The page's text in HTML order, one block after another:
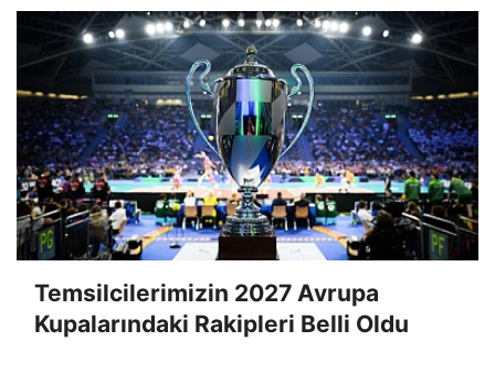
Temsilcilerimizin 2027 Avrupa
Kupalarındaki Rakipleri Belli Oldu